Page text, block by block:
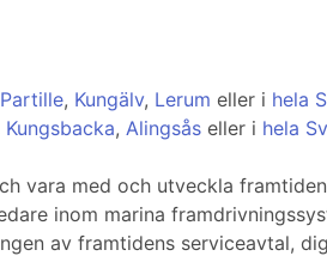
Partille, Kungälv, Lerum eller i hela
Kungsbacka, Alingsås eller i hela
vara med och utveckla
inom marina
av framtidens serviceavtal,